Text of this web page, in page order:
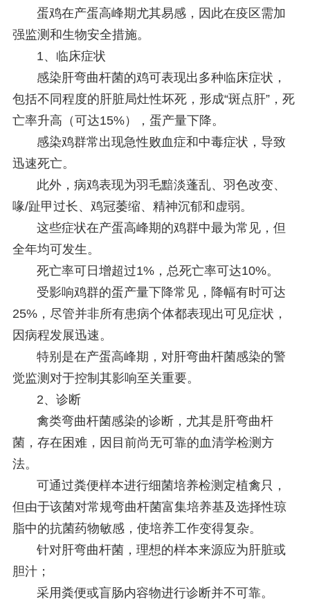
蛋鸡在产蛋高峰期尤其易感，因此在疫区需加
强监测和生物安全措施。
1、 临床症状
感染肝弯曲杆菌的鸡可表现出多种临床症状，
包括不同程度的肝脏局灶性坏死，形成“斑点肝”，死
亡率升高（可达15%），蛋产量下降。
感染鸡群常出现急性败血症和中毒症状，导致
迅速死亡。
此外，病鸡表现为羽毛黯淡蓬乱、羽色改变、
喙/趾甲过长、鸡冠萎缩、精神沉郁和虚弱。
这些症状在产蛋高峰期的鸡群中最为常见，但
全年均可发生。
死亡率可日增超过1%，总死亡率可达10%。
受影响鸡群的蛋产量下降常见，降幅有时可达
25%，尽管并非所有患病个体都表现出可见症状，
因病程发展迅速。
特别是在产蛋高峰期，对肝弯曲杆菌感染的警
觉监测对于控制其影响至关重要。
2、诊断
禽类弯曲杆菌感染的诊断，尤其是肝弯曲杆
菌，存在困难，因目前尚无可靠的血清学检测方
法。
可通过粪便样本进行细菌培养检测定植禽只，
但由于该菌对常规弯曲杆菌富集培养基及选择性琼
脂中的抗菌药物敏感，使培养工作变得复杂。
针对肝弯曲杆菌，理想的样本来源应为肝脏或
胆汁；
采用粪便或盲肠内容物进行诊断并不可靠。